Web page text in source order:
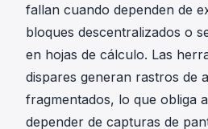
fallan cuando dependen de
bloques descentralizados o
en hojas de cálculo. Las
dispares generan rastros de
fragmentados, lo que obliga
depender de capturas de